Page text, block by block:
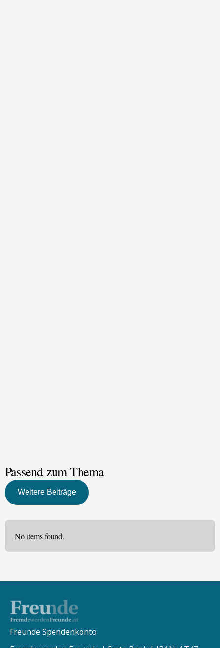
Passend zum Thema
Weitere Beiträge
No items found.
Freunde Spendenkonto